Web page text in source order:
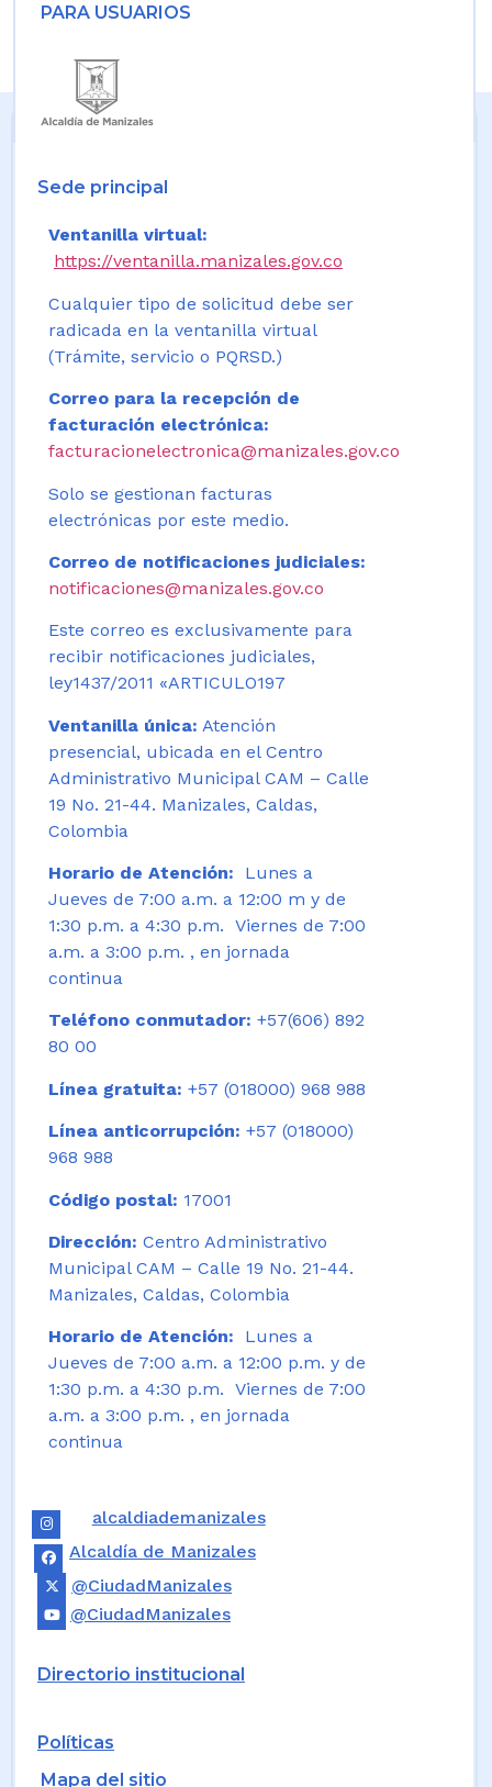
PARA USUARIOS
Sede principal
Ventanilla virtual:
https://ventanilla.manizales.gov.co
Cualquier tipo de solicitud debe ser
radicada en la ventanilla virtual
(Trámite, servicio o PQRSD.)
Correo para la recepción de
facturación electrónica:
facturacionelectronica@manizales.gov.co
Solo se gestionan facturas
electrónicas por este medio.
Correo de notificaciones judiciales:
notificaciones@manizales.gov.co
Este correo es exclusivamente para
recibir notificaciones judiciales,
ley1437/2011 «ARTICULO197
Ventanilla única: Atención
presencial, ubicada en el Centro
Administrativo Municipal CAM – Calle
19 No. 21-44. Manizales, Caldas,
Colombia
Horario de Atención:
Lunes a
Jueves de 7:00 a.m. a 12:00 m y de
1:30 p.m. a 4:30 p.m. Viernes de 7:00
a.m. a 3:00 p.m. , en jornada
continua
Teléfono conmutador: +57(606) 892
80 00
Línea gratuita: +57 (018000) 968 988
Línea anticorrupción: +57 (018000)
968 988
Código postal: 17001
Dirección: Centro Administrativo
Municipal CAM – Calle 19 No. 21-44.
Manizales, Caldas, Colombia
Horario de Atención: Lunes a
Jueves de 7:00 a.m. a 12:00 p.m. y de
1:30 p.m. a 4:30 p.m. Viernes de 7:00
a.m. a 3:00 p.m. , en jornada
continua
alcaldiademanizales
Alcaldía de Manizales
@CiudadManizales
@CiudadManizales
Directorio institucional
Políticas
Mapa del sitio